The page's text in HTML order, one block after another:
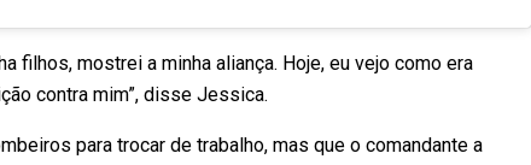
filhos, mostrei a minha aliança. Hoje, eu vejo como era
contra mim”, disse Jessica.
para trocar de trabalho, mas que o comandante a